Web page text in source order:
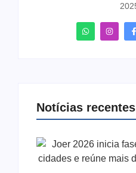
Notícias recentes